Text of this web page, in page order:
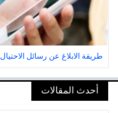
طريقة الابلاغ عن رسائل الاحتيال 2023
أحدث المقالات